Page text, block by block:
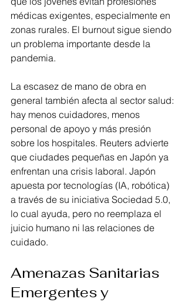
médicas exigentes, especialmente en
zonas rurales. El burnout sigue siendo
un problema importante desde la
pandemia.
La escasez de mano de obra en
general también afecta al sector salud:
hay menos cuidadores, menos
personal de apoyo y más presión
sobre los hospitales. Reuters advierte
que ciudades pequeñas en Japón ya
enfrentan una crisis laboral. Japón
apuesta por tecnologías (IA, robótica)
a través de su iniciativa Sociedad 5.0,
lo cual ayuda, pero no reemplaza el
juicio humano ni las relaciones de
cuidado.
Amenazas Sanitarias
Emergentes y